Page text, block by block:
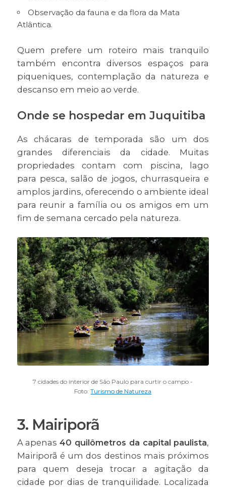
Observação da fauna e da flora da Mata
Atlântica.
Quem prefere um roteiro mais tranquilo
também encontra diversos espaços para
piqueniques, contemplação da natureza e
descanso em meio ao verde.
Onde se hospedar em Juquitiba
As chácaras de temporada são um dos
grandes diferenciais da cidade. Muitas
propriedades contam com piscina, lago
para pesca, salão de jogos, churrasqueira e
amplos jardins, oferecendo o ambiente ideal
para reunir a família ou os amigos em um
fim de semana cercado pela natureza.
7 cidades do interior de São Paulo para curtir o campo -
Foto:Turismo de Natureza
3. Mairiporã
A apenas40 quilômetros da capital paulista,
Mairiporã é um dos destinos mais próximos
para quem deseja trocar a agitação da
cidade por dias de tranquilidade. Localizada